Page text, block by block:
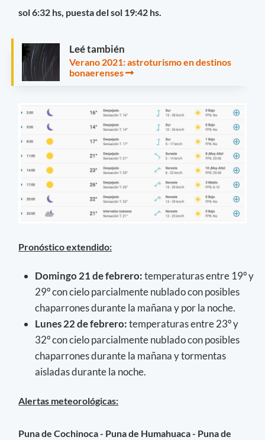
sol 6:32 hs, puesta del sol 19:42 hs.
Leé también
Verano 2021: astroturismo en destinos
bonaerenses
Pronóstico extendido:
Domingo 21 de febrero:temperaturas entre 19º y
29º con cielo parcialmente nublado con posibles
chaparrones durante la mañana y por la noche.
Lunes 22 de febrero:temperaturas entre 23º y
32º con cielo parcialmente nublado con posibles
chaparrones durante la mañana y tormentas
aisladas durante la noche.
Alertas meteorológicas:
Puna de Cochinoca - Puna de Humahuaca - Puna de